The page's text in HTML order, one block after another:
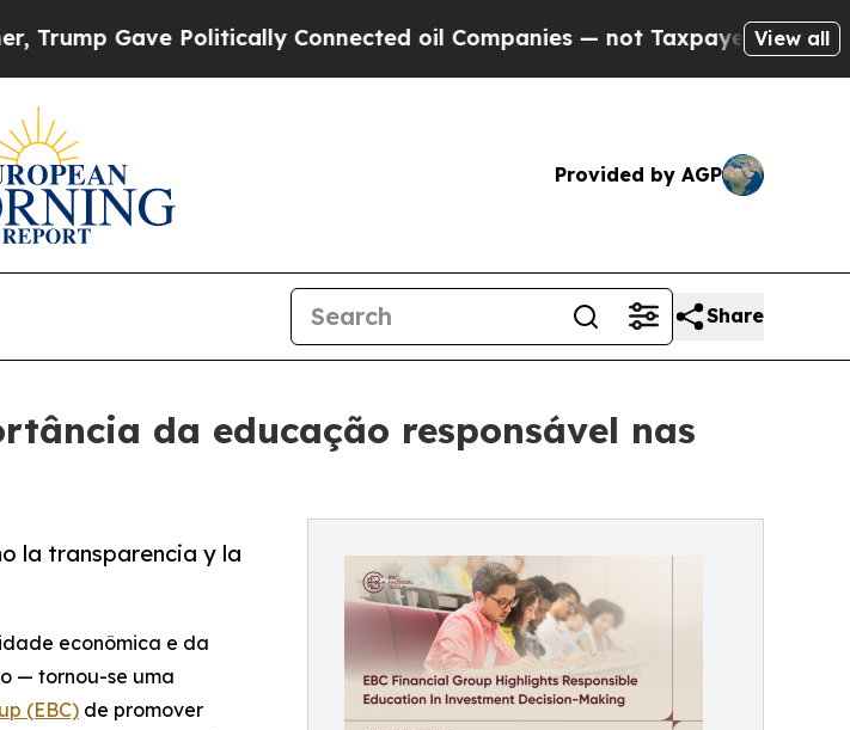
Politically Connected oil Companies — not Taxpayers — the Chance to
View all
Provided by AGP
Share
da educação responsável nas
la transparencia y la
econômica e da
— tornou-se uma
(EBC) de promover